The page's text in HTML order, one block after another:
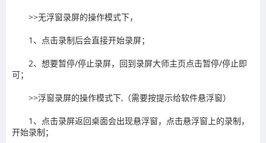
>>无浮窗录屏的操作模式下，
1、点击录制后会直接开始录屏；
2、想要暂停/停止录屏，回到录屏大师主页点击暂停/停止即
可；
>>浮窗录屏的操作模式下,（需要按提示给软件悬浮窗）
1、点击录屏返回桌面会出现悬浮窗，点击悬浮窗上的录制，
开始录制；